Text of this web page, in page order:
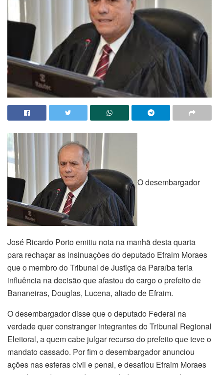
O desembargador
José Ricardo Porto emitiu nota na manhã desta quarta
para rechaçar as insinuações do deputado Efraim Moraes
que o membro do Tribunal de Justiça da Paraíba teria
influência na decisão que afastou do cargo o prefeito de
Bananeiras, Douglas, Lucena, aliado de Efraim.
O desembargador disse que o deputado Federal na
verdade quer constranger integrantes do Tribunal Regional
Eleitoral, a quem cabe julgar recurso do prefeito que teve o
mandato cassado. Por fim o desembargador anunciou
ações nas esferas civil e penal, e desafiou Efraim Moraes